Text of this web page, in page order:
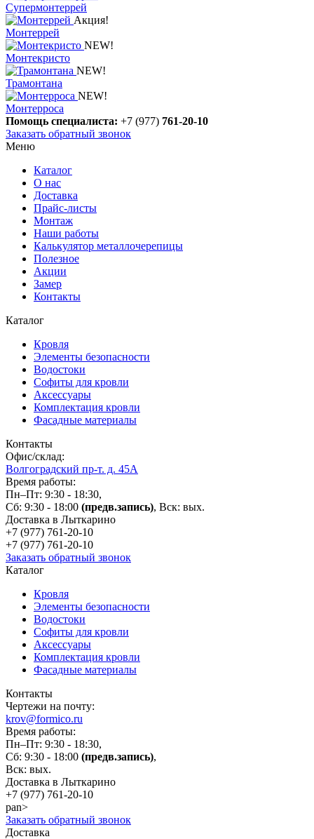
Супермонтеррей
Акция!
Монтеррей
NEW!
Монтекристо
NEW!
Трамонтана
NEW!
Монтерроса
Помощь специалиста: +7 (977) 761-20-10
Заказать обратный звонок
Меню
Каталог
О нас
Доставка
Прайс-листы
Монтаж
Наши работы
Калькулятор металлочерепицы
Полезное
Акции
Замер
Контакты
Каталог
Кровля
Элементы безопасности
Водостоки
Софиты для кровли
Аксессуары
Комплектация кровли
Фасадные материалы
Контакты
Офис/склад:
Волгоградский пр-т. д. 45А
Время работы:
Пн–Пт: 9:30 - 18:30,
Сб: 9:30 - 18:00 (предв.запись), Вск: вых.
Доставка в Лыткарино
+7 (977) 761-20-10
+7 (977) 761-20-10
Заказать обратный звонок
Каталог
Кровля
Элементы безопасности
Водостоки
Софиты для кровли
Аксессуары
Комплектация кровли
Фасадные материалы
Контакты
Чертежи на почту:
krov@formico.ru
Время работы:
Пн–Пт: 9:30 - 18:30,
Сб: 9:30 - 18:00 (предв.запись),
Вск: вых.
Доставка в Лыткарино
+7 (977) 761-20-10
pan>
Заказать обратный звонок
Доставка